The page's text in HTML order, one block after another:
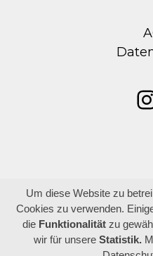
Um diese Website zu
Cookies zu verwenden.
die Funktionalität zu
wir für unsere Statistik.